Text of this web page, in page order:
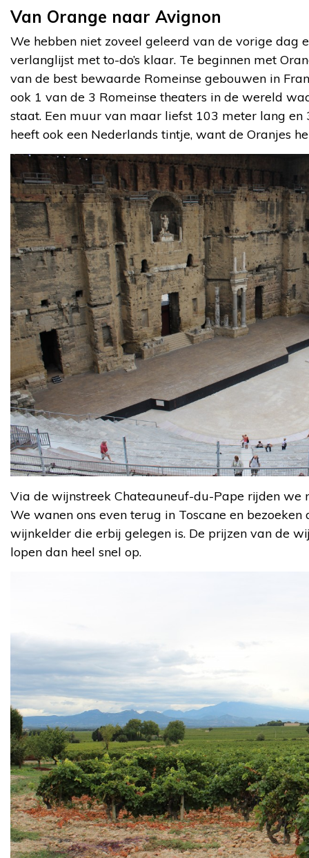
Van Orange naar Avignon
We hebben niet zoveel geleerd van de vorige dag
verlanglijst met to-do’s klaar. Te beginnen met
van de best bewaarde Romeinse gebouwen in
ook 1 van de 3 Romeinse theaters in de wereld
staat. Een muur van maar liefst 103 meter lang
heeft ook een Nederlands tintje, want de Oranjes
Via de wijnstreek Chateauneuf-du-Pape rijden we
We wanen ons even terug in Toscane en
wijnkelder die erbij gelegen is. De prijzen van de
lopen dan heel snel op.